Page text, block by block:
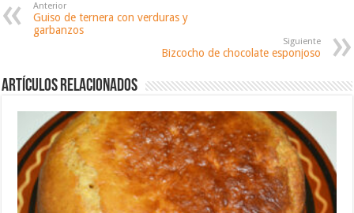
Anterior
Guiso de ternera con verduras y
garbanzos
Siguiente
Bizcocho de chocolate esponjoso
Artículos relacionados